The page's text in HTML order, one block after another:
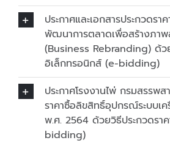
ประกาศและเอกสารประกวดรา
พัฒนาการตลาดเพื่อสร้างภา
(Business Rebranding) ด้ว
อิเล็กทรอนิกส์ (e-bidding)
ประกาศโรงงานไพ่ กรมสรรพ
ราคาซื้อลิขสิทธิ์อุปกรณ์ระบบเ
พ.ศ. 2564 ด้วยวิธีประกวดรา
bidding)